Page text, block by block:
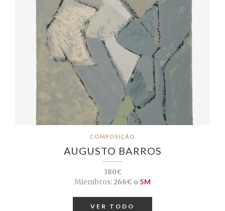
COMPOSIÇÃO
AUGUSTO BARROS
380€
Miembros:266€ o 5M
VER TODO